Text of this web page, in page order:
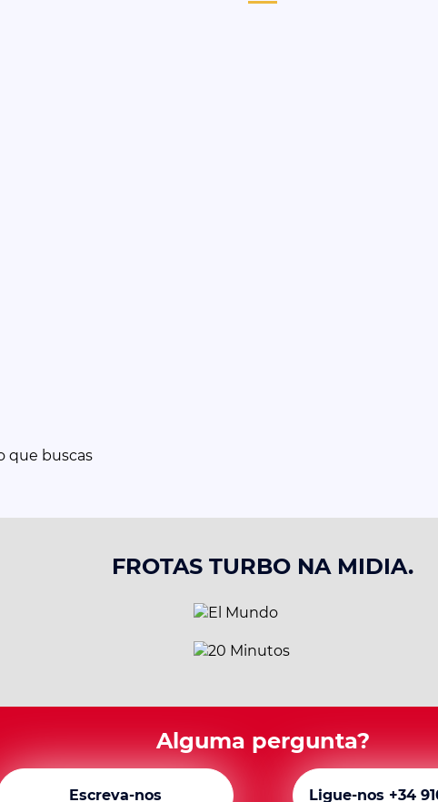
que buscas
FROTAS TURBO NA MIDIA.
Alguma pergunta?
Escreva-nos Ligue-nos +34